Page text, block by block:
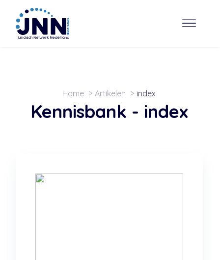
Home Artikelen index
Kennisbank - index